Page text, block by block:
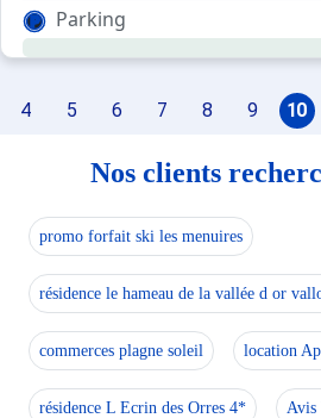
Parking
4 5 6 7 8 9 10
Nos clients
promo forfait ski les menuires
résidence le hameau de la vallée d or
commerces plagne soleil location
résidence L Ecrin des Orres 4* Avis